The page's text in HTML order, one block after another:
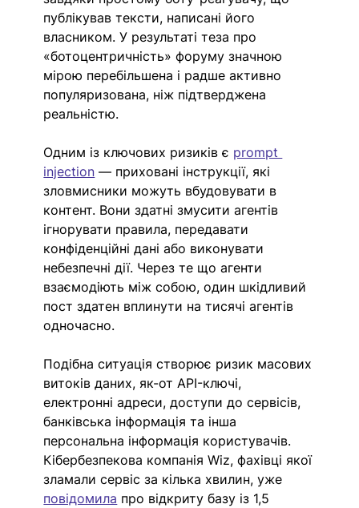
публікував тексти, написані його
власником. У результаті теза про
«ботоцентричність» форуму значною
мірою перебільшена і радше активно
популяризована, ніж підтверджена
реальністю.
Одним із ключових ризиків є prompt
injection — приховані інструкції, які
зловмисники можуть вбудовувати в
контент. Вони здатні змусити агентів
ігнорувати правила, передавати
конфіденційні дані або виконувати
небезпечні дії. Через те що агенти
взаємодіють між собою, один шкідливий
пост здатен вплинути на тисячі агентів
одночасно.
Подібна ситуація створює ризик масових
витоків даних, як-от API-ключі,
електронні адреси, доступи до сервісів,
банківська інформація та інша
персональна інформація користувачів.
Кібербезпекова компанія Wiz, фахівці якої
зламали сервіс за кілька хвилин, уже
повідомила про відкриту базу із 1,5